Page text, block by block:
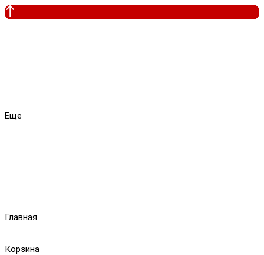
Еще
Главная
Корзина